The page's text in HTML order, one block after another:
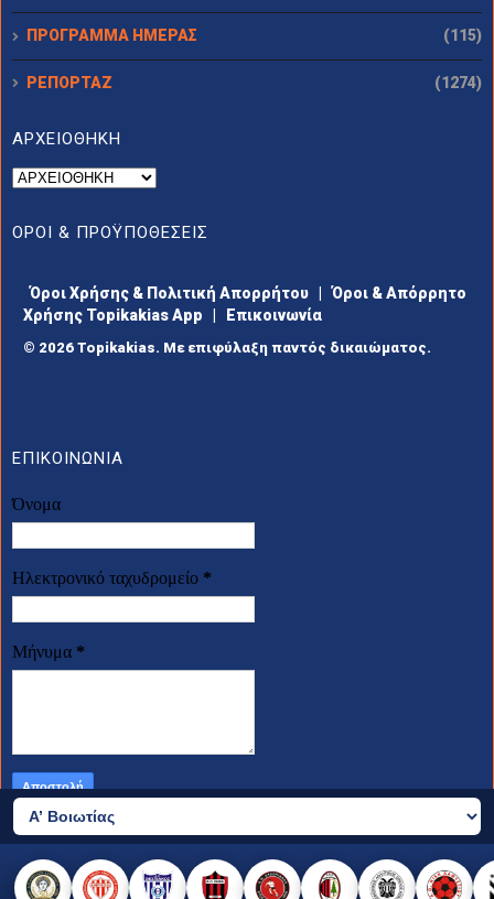
ΠΡΟΓΡΑΜΜΑ ΗΜΕΡΑΣ (115)
ΡΕΠΟΡΤΑΖ (1274)
ΑΡΧΕΙΟΘΗΚΗ
ΟΡΟΙ & ΠΡΟΫΠΟΘΕΣΕΙΣ
Όροι Χρήσης & Πολιτική Απορρήτου
Όροι & Απόρρητο
Χρήσης Topikakias App
Επικοινωνία
© 2026 Topikakias. Με επιφύλαξη παντός δικαιώματος.
ΕΠΙΚΟΙΝΩΝΙΑ
Όνομα
Ηλεκτρονικό ταχυδρομείο *
Μήνυμα *
2026 © all rights reserved